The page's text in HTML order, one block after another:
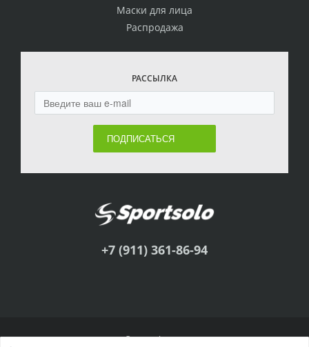
Маски для лица
Распродажа
РАССЫЛКА
ПОДПИСАТЬСЯ
+7 (911) 361-86-94
© Sportsolo, 2011